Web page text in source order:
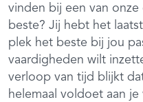
vinden bij een van
beste? Jij hebt het
plek het beste bij jou
vaardigheden wilt
verloop van tijd blijkt
helemaal voldoet aan